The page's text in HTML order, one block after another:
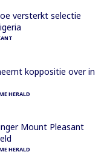
versterkt selectie
koppositie over in
HERALD
Mount Pleasant
HERALD